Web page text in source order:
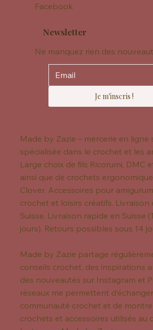
Facebook
Newsletter
Ne manquez rien des
Je m'inscris !
Made by Zazie – mercerie en ligne
spécialisée dans le crochet et les
Large choix de fils Ricorumi, DMC
ainsi que de crochets
Clover. Accessoires pour
crochet et loisirs créatifs. Livraison
Suisse. Livraison rapide en Suisse
jours). Retours possibles sous 14
Made by Zazie partage
conseils crochet, des inspirations
des nouveautés sur Instagram et
réseaux me permettent
communauté crochet et de
crochets et accessoires utilisés au